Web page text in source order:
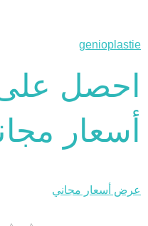
genioplastie
احصل
أسعار
عرض أسعار مجاني